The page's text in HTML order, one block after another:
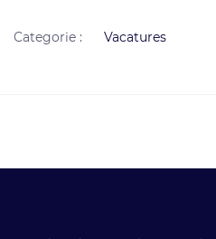
Categorie : Vacatures